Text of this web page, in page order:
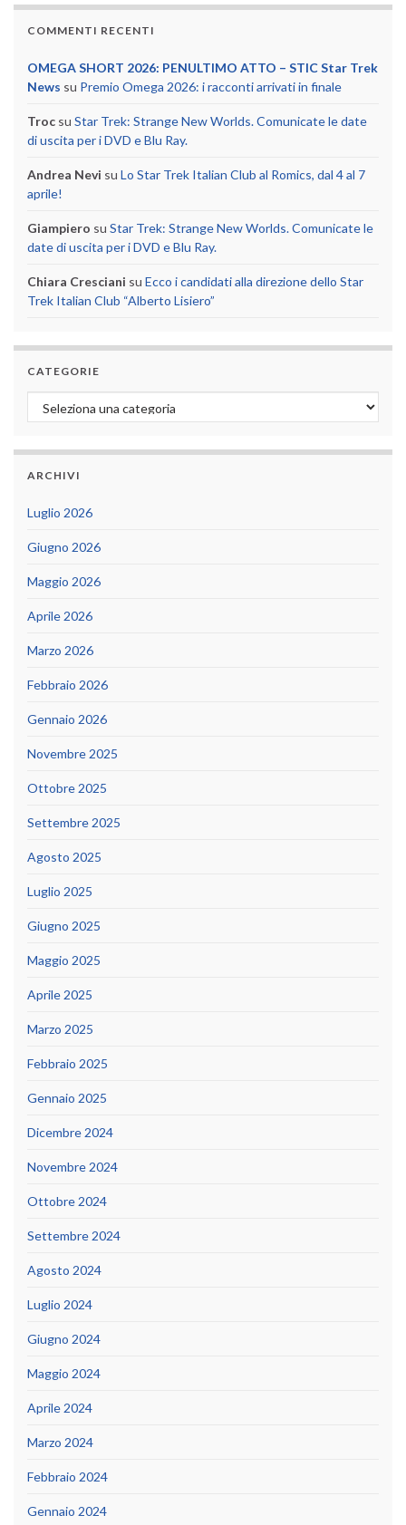
COMMENTI RECENTI
OMEGA SHORT 2026: PENULTIMO ATTO – STIC Star Trek
News su Premio Omega 2026: i racconti arrivati in finale
Troc su Star Trek: Strange New Worlds. Comunicate le date
di uscita per i DVD e Blu Ray.
Andrea Nevi su Lo Star Trek Italian Club al Romics, dal 4 al 7
aprile!
Giampiero su Star Trek: Strange New Worlds. Comunicate le
date di uscita per i DVD e Blu Ray.
Chiara Cresciani su Ecco i candidati alla direzione dello Star
Trek Italian Club “Alberto Lisiero”
CATEGORIE
Categorie
ARCHIVI
Luglio 2026
Giugno 2026
Maggio 2026
Aprile 2026
Marzo 2026
Febbraio 2026
Gennaio 2026
Novembre 2025
Ottobre 2025
Settembre 2025
Agosto 2025
Luglio 2025
Giugno 2025
Maggio 2025
Aprile 2025
Marzo 2025
Febbraio 2025
Gennaio 2025
Dicembre 2024
Novembre 2024
Ottobre 2024
Settembre 2024
Agosto 2024
Luglio 2024
Giugno 2024
Maggio 2024
Aprile 2024
Marzo 2024
Febbraio 2024
Gennaio 2024